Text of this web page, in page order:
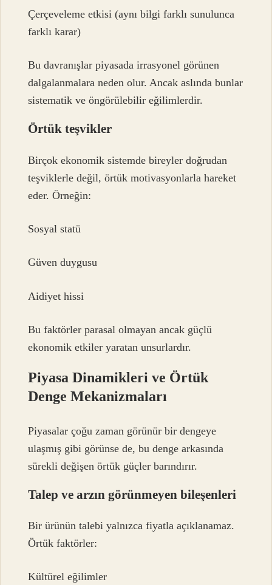
Çerçeveleme etkisi (aynı bilgi farklı sunulunca
farklı karar)
Bu davranışlar piyasada irrasyonel görünen
dalgalanmalara neden olur. Ancak aslında bunlar
sistematik ve öngörülebilir eğilimlerdir.
Örtük teşvikler
Birçok ekonomik sistemde bireyler doğrudan
teşviklerle değil, örtük motivasyonlarla hareket
eder. Örneğin:
Sosyal statü
Güven duygusu
Aidiyet hissi
Bu faktörler parasal olmayan ancak güçlü
ekonomik etkiler yaratan unsurlardır.
Piyasa Dinamikleri ve Örtük
Denge Mekanizmaları
Piyasalar çoğu zaman görünür bir dengeye
ulaşmış gibi görünse de, bu denge arkasında
sürekli değişen örtük güçler barındırır.
Talep ve arzın görünmeyen bileşenleri
Bir ürünün talebi yalnızca fiyatla açıklanamaz.
Örtük faktörler:
Kültürel eğilimler